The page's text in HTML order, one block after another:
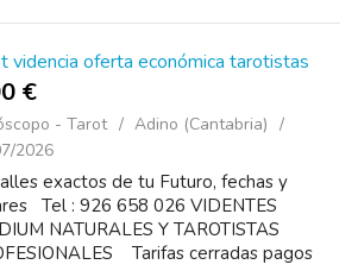
videncia oferta económica tarotistas
€
- Tarot
Adino (Cantabria)
2026
exactos de tu Futuro, fechas y
Tel : 926 658 026 VIDENTES
NATURALES Y TAROTISTAS
Tarifas cerradas pagos